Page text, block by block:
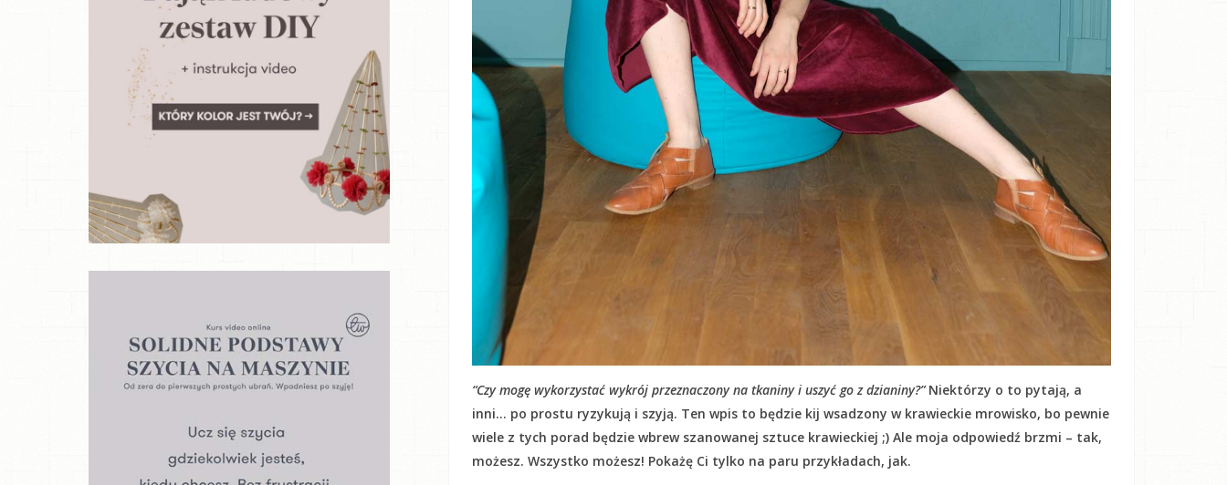
“Czy mogę wykorzystać wykrój przeznaczony na tkaniny i uszyć go z dzianiny?”Niektórzy o to pytają, a
inni… po prostu ryzykują i szyją. Ten wpis to będzie kij wsadzony w krawieckie mrowisko, bo pewnie
wiele z tych porad będzie wbrew szanowanej sztuce krawieckiej ;) Ale moja odpowiedź brzmi – tak,
możesz. Wszystko możesz! Pokażę Ci tylko na paru przykładach, jak.